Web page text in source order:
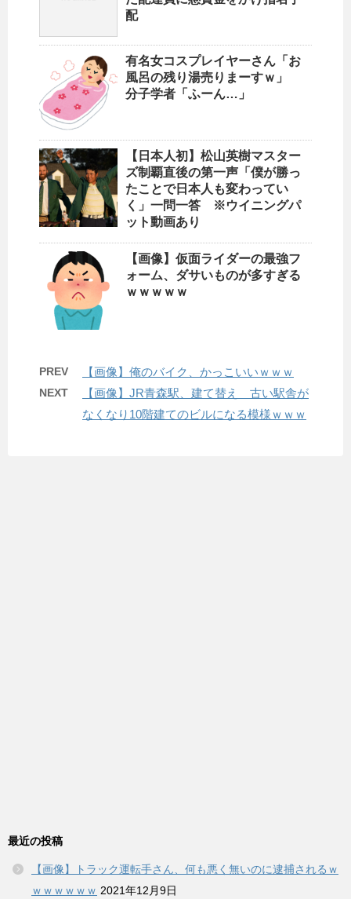
配
有名女コスプレイヤーさん「お
風呂の残り湯売りまーすｗ」
分子学者「ふーん…」
【日本人初】松山英樹マスター
ズ制覇直後の第一声「僕が勝っ
たことで日本人も変わってい
く」一問一答 ※ウイニングパ
ット動画あり
【画像】仮面ライダーの最強フ
ォーム、ダサいものが多すぎる
ｗｗｗｗｗ
PREV 【画像】俺のバイク、かっこいいｗｗｗ
NEXT
【画像】JR青森駅、建て替え 古い駅舎が
なくなり10階建てのビルになる模様ｗｗｗ
最近の投稿
【画像】トラック運転手さん、何も悪く無いのに逮捕されるｗ
ｗｗｗｗｗｗ 2021年12月9日